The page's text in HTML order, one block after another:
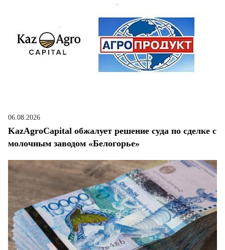
06.08.2026
KazAgroCapital обжалует решение суда по сделке с
молочным заводом «Белогорье»